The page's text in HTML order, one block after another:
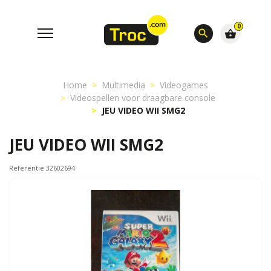
search
0
shopping_basket
Home Multimedia
Videogames
Videospellen voor draagbare console
JEU VIDEO WII SMG2
JEU VIDEO WII SMG2
Referentie 32602694